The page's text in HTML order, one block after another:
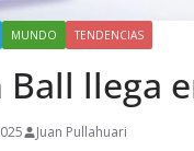
MUNDO TENDENCIAS
Ball llega
Juan Pullahuari